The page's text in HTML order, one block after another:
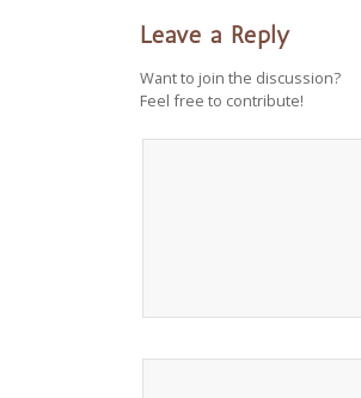
Leave a Reply
Want to join the discussion?
Feel free to contribute!